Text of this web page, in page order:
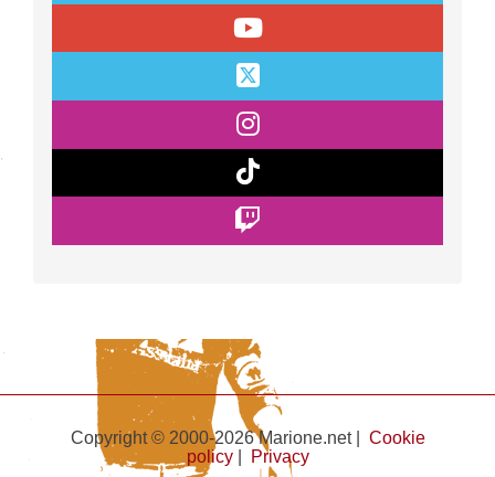
Copyright © 2000-2026 Marione.net | Cookie
policy|
Privacy